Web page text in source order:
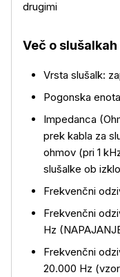
drugimi
Več o slušalkah
Vrsta slušalk:
Pogonska
Impedanca
prek kabla za
ohmov (pri 1
slušalke ob
Frekvenčni
Frekvenčni
Hz
Frekvenčni
20.000 Hz